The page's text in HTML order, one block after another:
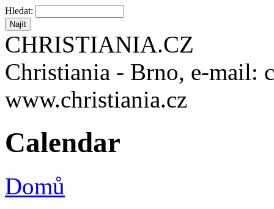
Hledat:
CHRISTIANIA.CZ
Christiania - Brno, e-mail:
www.christiania.cz
Calendar
Domů